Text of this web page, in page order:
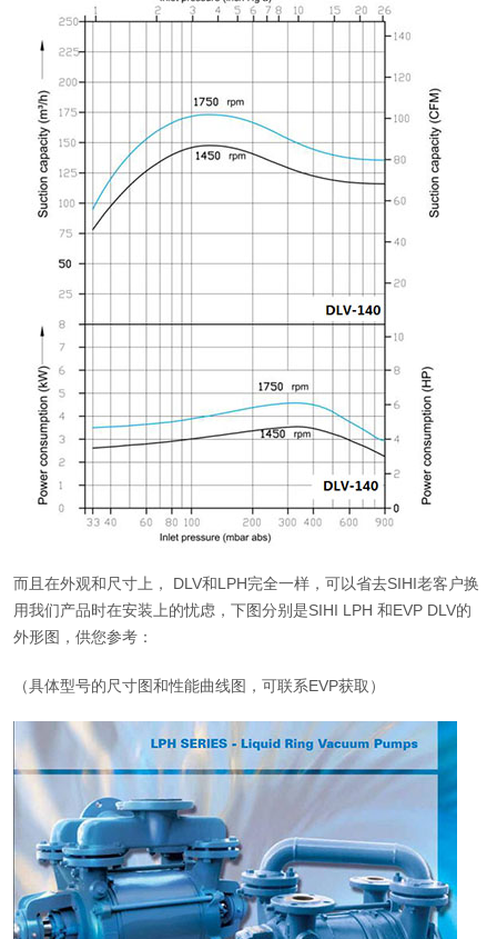
而且在外观和尺寸上， DLV和LPH完全一样，可以省去SIHI老客户换
用我们产品时在安装上的忧虑，下图分别是SIHI LPH 和EVP DLV的
外形图，供您参考：
（具体型号的尺寸图和性能曲线图，可联系EVP获取）